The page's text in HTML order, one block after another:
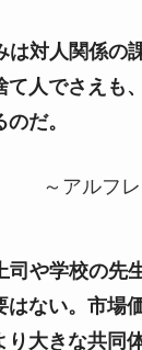
は対人関係の
て人でさえも
だ。
～アルフ
司や学校の先
はない。市場
り大きな共同